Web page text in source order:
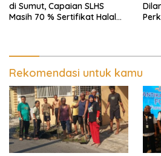
di Sumut, Capaian SLHS
Masih 70 % Sertifikat Halal
Pemantau dan Pengawas
MBG
Rekomendasi untuk kamu